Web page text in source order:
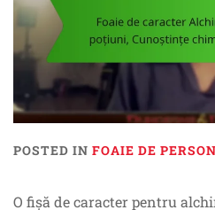
POSTED IN FOAIE DE
O fișă de caracter pentru